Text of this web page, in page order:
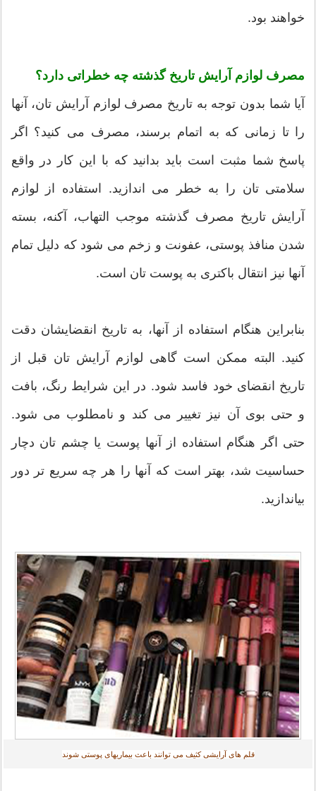
خواهند بود.
مصرف لوازم آرایش تاریخ گذشته چه خطراتی دارد؟
آیا شما بدون توجه به تاریخ مصرف لوازم آرایش تان، آنها
را تا زمانی که به اتمام برسند، مصرف می کنید؟ اگر
پاسخ شما مثبت است باید بدانید که با این کار در واقع
سلامتی تان را به خطر می اندازید. استفاده از لوازم
آرایش تاریخ مصرف گذشته موجب التهاب، آکنه، بسته
شدن منافذ پوستی، عفونت و زخم می شود که دلیل تمام
آنها نیز انتقال باکتری به پوست تان است.
بنابراین هنگام استفاده از آنها، به تاریخ انقضایشان دقت
کنید. البته ممکن است گاهی لوازم آرایش تان قبل از
تاریخ انقضای خود فاسد شود. در این شرایط رنگ، بافت
و حتی بوی آن نیز تغییر می کند و نامطلوب می شود.
حتی اگر هنگام استفاده از آنها پوست یا چشم تان دچار
حساسیت شد، بهتر است که آنها را هر چه سریع تر دور
بیاندازید.
قلم های آرایشی کثیف می توانند باعث بیماریهای پوستی شوند